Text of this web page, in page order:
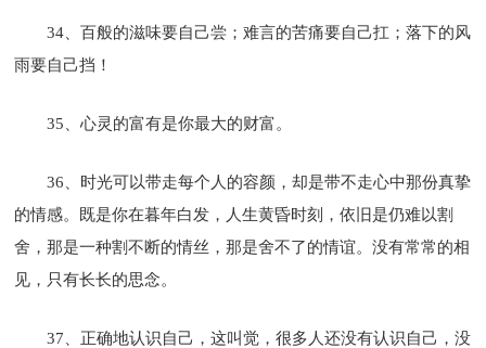
34、百般的滋味要自己尝；难言的苦痛要自己扛；落下的风
雨要自己挡！
35、心灵的富有是你最大的财富。
36、时光可以带走每个人的容颜，却是带不走心中那份真挚
的情感。既是你在暮年白发，人生黄昏时刻，依旧是仍难以割
舍，那是一种割不断的情丝，那是舍不了的情谊。没有常常的相
见，只有长长的思念。
37、正确地认识自己，这叫觉，很多人还没有认识自己，没